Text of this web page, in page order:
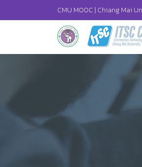
CMU MOOC | Chiang Mai